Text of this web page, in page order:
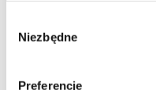
zgody
Niezbędne
Preferencje